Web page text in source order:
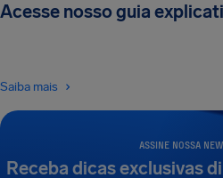
ASSINE NOSSA
Receba dicas exclusivas
Acesse nosso guia
Saiba mais